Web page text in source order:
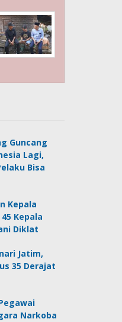
Guncang
Lagi,
Bisa
Kepala
Kepala
Diklat
Jatim,
35 Derajat
Narkoba